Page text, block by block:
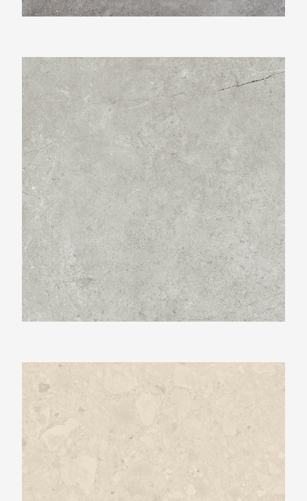
Beste Koop 1000X1000 Harmony Grey
Beste Koop 600X600 Flodsten Artic